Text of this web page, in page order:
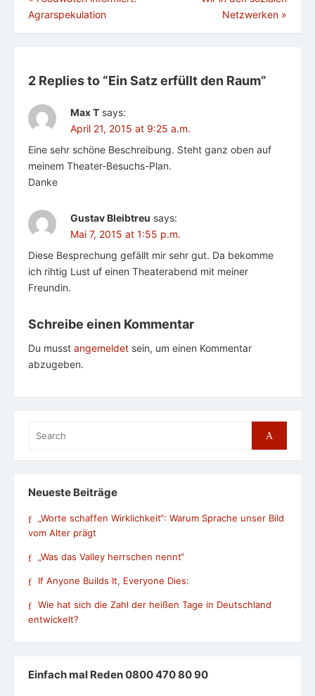
Agrarspekulation
Netzwerken »
2 Replies to “Ein Satz erfüllt den Raum”
Max T says:
April 21, 2015 at 9:25 a.m.
Eine sehr schöne Beschreibung. Steht ganz oben auf
meinem Theater-Besuchs-Plan.
Danke
Gustav Bleibtreu says:
Mai 7, 2015 at 1:55 p.m.
Diese Besprechung gefällt mir sehr gut. Da bekomme
ich rihtig Lust uf einen Theaterabend mit meiner
Freundin.
Schreibe einen Kommentar
Du musst angemeldet sein, um einen Kommentar
abzugeben.
for:
Search
Neueste Beiträge
„Worte schaffen Wirklichkeit“: Warum Sprache unser Bild
vom Alter prägt
„Was das Valley herrschen nennt“
If Anyone Builds It, Everyone Dies:
Wie hat sich die Zahl der heißen Tage in Deutschland
entwickelt?
Einfach mal Reden 0800 470 80 90